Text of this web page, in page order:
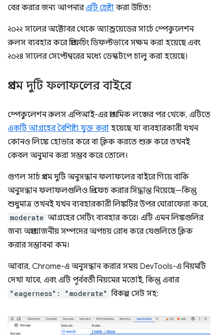
বের করার জন্য আপনারএটি চেষ্টা করা উচিত!
২০২২ সালের অক্টোবর থেকে অ্যান্ড্রয়েডের সার্চে স্পেকুলেশন
রুলস ব্যবহার করে প্রিফেচিং ডিফল্টভাবে সক্ষম করা হয়েছে এবং
২০২৪ সালের সেপ্টেম্বরের মধ্যে ডেস্কটপে চালু করা হয়েছে।
প্রথম দুটি ফলাফলের বাইরে
স্পেকুলেশন রুলস এপিআই-এর প্রাথমিক লঞ্চের পর থেকে, এটিতে
একটি আগ্রহের বৈশিষ্ট্য যুক্ত করা হয়েছে যা ব্যবহারকারী যখন
কোনও লিঙ্কে হোভার করে বা ক্লিক করতে শুরু করে তখনই
কেবল অনুমান করা সম্ভব করে তোলে।
গুগল সার্চ প্রথম দুটি অনুসন্ধান ফলাফলের বাইরে গিয়ে বাকি
অনুসন্ধান ফলাফলগুলিও প্রি-ফেচ করার সিদ্ধান্ত নিয়েছে—কিন্তু
শুধুমাত্র তখনই যখন ব্যবহারকারী লিঙ্কটির উপর ঘোরাফেরা করে,
moderate আগ্রহের সেটিং ব্যবহার করে। এটি এমন লিঙ্কগুলির
জন্য অপ্রয়োজনীয় সম্পদের অপচয় রোধ করে যেগুলিতে ক্লিক
করার সম্ভাবনা কম।
আবার, Chrome-এ অনুসন্ধান করার সময় DevTools-এ নিয়মটি
দেখা যাবে, এবং এটি পূর্ববর্তী নিয়মের মতোই, কিন্তু এবার
"eagerness": "moderate" বিকল্প সেট সহ: